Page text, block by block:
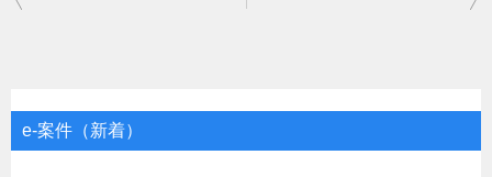
ゲ
e-案件（新着）